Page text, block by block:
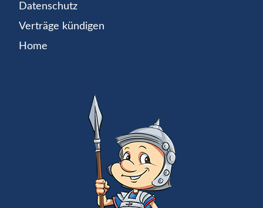
Datenschutz
Verträge kündigen
Home